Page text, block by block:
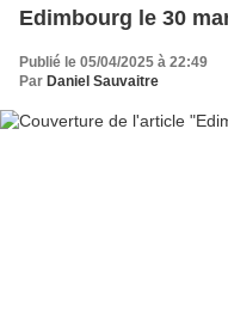
Edimbourg le 30
Publié le 05/04/2025 à 22:49
Par Daniel Sauvaitre